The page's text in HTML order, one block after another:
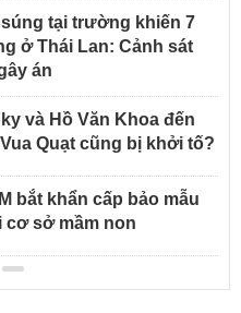
tại trường khiến 7
ở Thái Lan: Cảnh sát
án
và Hồ Văn Khoa đến
Quạt cũng bị khởi tố?
bắt khẩn cấp bảo mẫu
cơ sở mầm non